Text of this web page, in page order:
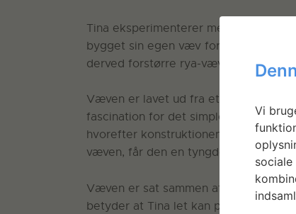
Tina eksperimenterer med at
bygget sin egen væv for at kunne
derved forstørre rya-vævningens
Væven er lavet ud fra et enkelt
fascination for det simple og
hvorefter konstruktionen hænges op
væven, får den en tyngde, som gør
Væven er sat sammen af fem
betyder at Tina let kan pakke
Vi